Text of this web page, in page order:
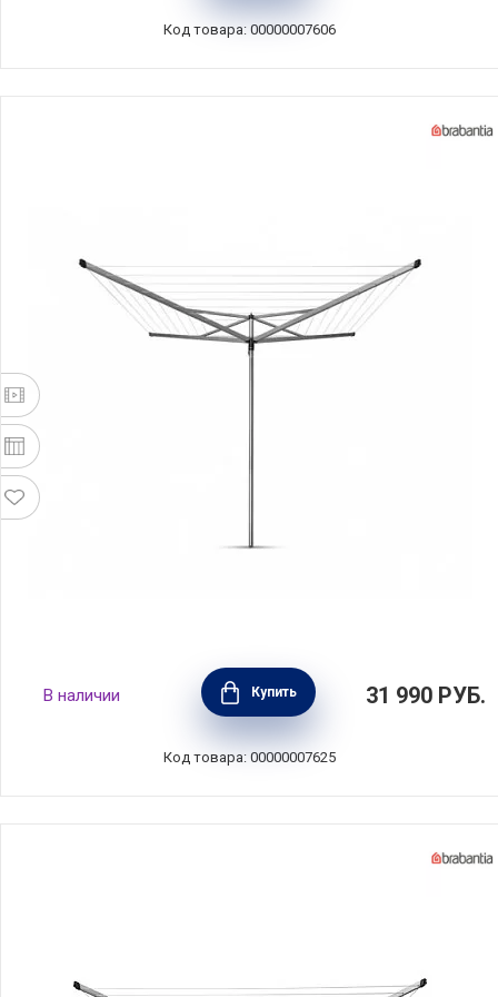
Код товара: 00000007606
Уличная сушилка Essential с чехлом 40
метров навески, Brabantia, Бельгия, 323201
В наличии Купить 31 990 РУБ.
Код товара: 00000007625